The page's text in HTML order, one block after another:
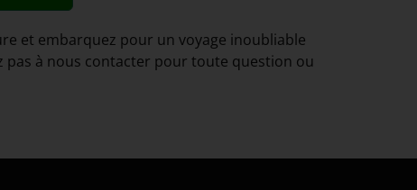
et embarquez pour un voyage inoubliable
pas à nous contacter pour toute question ou